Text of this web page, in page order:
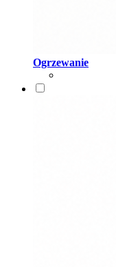
Ogrzewanie